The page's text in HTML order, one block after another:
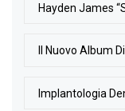
Hayden James
Il Nuovo Album
Implantologia